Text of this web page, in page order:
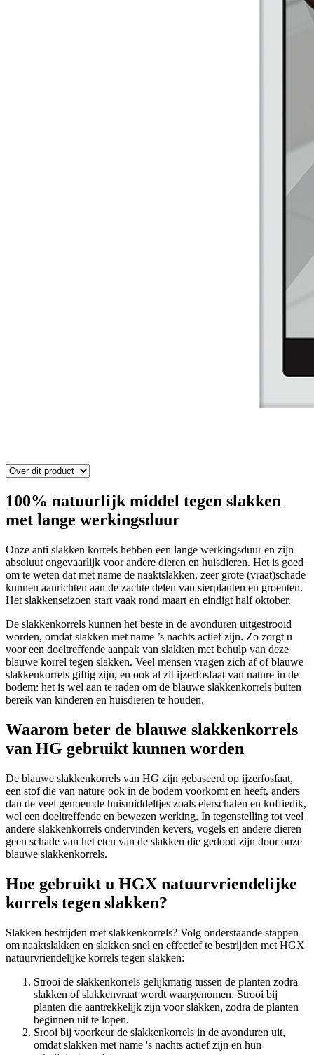
100% natuurlijk middel tegen slakken
met lange werkingsduur
Onze anti slakken korrels hebben een lange werkingsduur en zijn
absoluut ongevaarlijk voor andere dieren en huisdieren. Het is goed
om te weten dat met name de naaktslakken, zeer grote (vraat)schade
kunnen aanrichten aan de zachte delen van sierplanten en groenten.
Het slakkenseizoen start vaak rond maart en eindigt half oktober.
De slakkenkorrels kunnen het beste in de avonduren uitgestrooid
worden, omdat slakken met name ’s nachts actief zijn. Zo zorgt u
voor een doeltreffende aanpak van slakken met behulp van deze
blauwe korrel tegen slakken. Veel mensen vragen zich af of blauwe
slakkenkorrels giftig zijn, en ook al zit ijzerfosfaat van nature in de
bodem: het is wel aan te raden om de blauwe slakkenkorrels buiten
bereik van kinderen en huisdieren te houden.
Waarom beter de blauwe slakkenkorrels
van HG gebruikt kunnen worden
De blauwe slakkenkorrels van HG zijn gebaseerd op ijzerfosfaat,
een stof die van nature ook in de bodem voorkomt en heeft, anders
dan de veel genoemde huismiddeltjes zoals eierschalen en koffiedik,
wel een doeltreffende en bewezen werking. In tegenstelling tot veel
andere slakkenkorrels ondervinden kevers, vogels en andere dieren
geen schade van het eten van de slakken die gedood zijn door onze
blauwe slakkenkorrels.
Hoe gebruikt u HGX natuurvriendelijke
korrels tegen slakken?
Slakken bestrijden met slakkenkorrels? Volg onderstaande stappen
om naaktslakken en slakken snel en effectief te bestrijden met HGX
natuurvriendelijke korrels tegen slakken:
Strooi de slakkenkorrels gelijkmatig tussen de planten zodra
slakken of slakkenvraat wordt waargenomen. Strooi bij
planten die aantrekkelijk zijn voor slakken, zodra de planten
beginnen uit te lopen.
Srooi bij voorkeur de slakkenkorrels in de avonduren uit,
omdat slakken met name 's nachts actief zijn en hun